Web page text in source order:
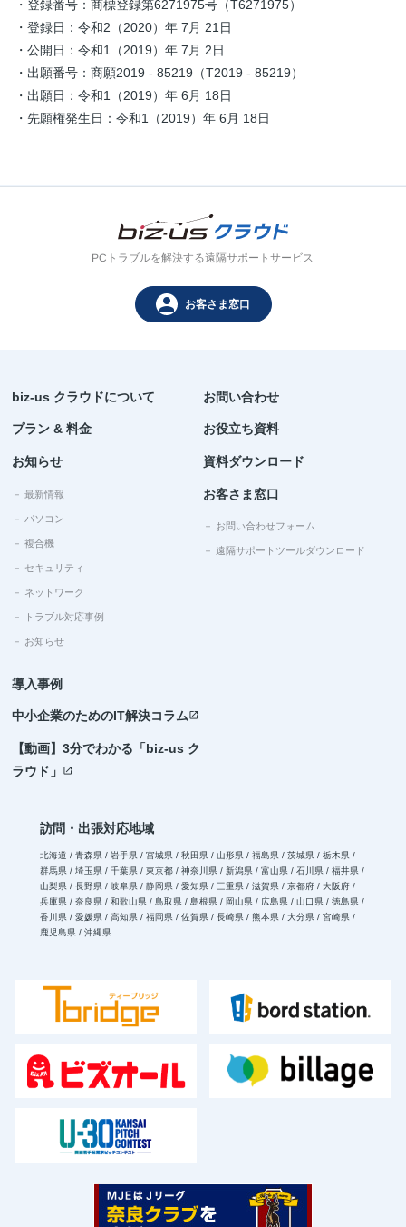
・登録番号：商標登録第6271975号（T6271975）
・登録日：令和2（2020）年 7月 21日
・公開日：令和1（2019）年 7月 2日
・出願番号：商願2019 - 85219（T2019 - 85219）
・出願日：令和1（2019）年 6月 18日
・先願権発生日：令和1（2019）年 6月 18日
PCトラブルを解決する遠隔サポートサービス
person お客さま窓口
biz-us クラウドについて
プラン & 料金
お知らせ
－ 最新情報
－ パソコン
－ 複合機
－ セキュリティ
－ ネットワーク
－ トラブル対応事例
－ お知らせ
導入事例
お問い合わせ
お役立ち資料
資料ダウンロード
お客さま窓口
－ お問い合わせフォーム
－ 遠隔サポートツールダウンロード
中小企業のためのIT解決コラムopen_in_new
【動画】3分でわかる「biz-us ク
ラウド」
open_in_new
訪問・出張対応地域
北海道 / 青森県 / 岩手県 / 宮城県 / 秋田県 / 山形県 / 福島県 / 茨城県 / 栃木県 /
群馬県 / 埼玉県 / 千葉県 / 東京都 / 神奈川県 / 新潟県 / 富山県 / 石川県 / 福井県 /
山梨県 / 長野県 / 岐阜県 / 静岡県 / 愛知県 / 三重県 / 滋賀県 / 京都府 / 大阪府 /
兵庫県 / 奈良県 / 和歌山県 / 鳥取県 / 島根県 / 岡山県 / 広島県 / 山口県 / 徳島県 /
香川県 / 愛媛県 / 高知県 / 福岡県 / 佐賀県 / 長崎県 / 熊本県 / 大分県 / 宮崎県 /
鹿児島県 / 沖縄県